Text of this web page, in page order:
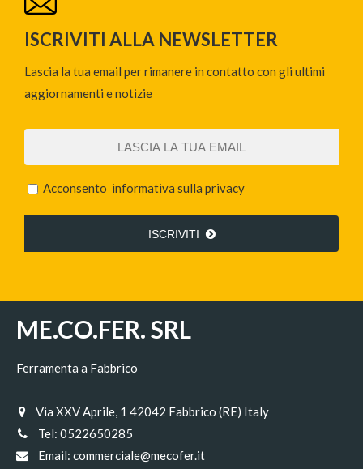
ISCRIVITI ALLA NEWSLETTER
Lascia la tua email per rimanere in contatto con gli ultimi
aggiornamenti e notizie
Acconsento informativa sulla privacy
ISCRIVITI
ME.CO.FER. SRL
Ferramenta a Fabbrico
Via XXV Aprile, 1 42042 Fabbrico (RE) Italy
Tel:0522650285
Email:commerciale@mecofer.it